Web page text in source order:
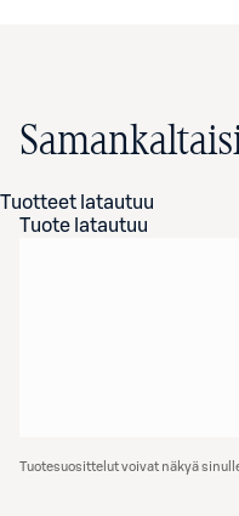
Tuotteet latautuu
Tuote latautuu
Tuotesuosittelut voivat näkyä